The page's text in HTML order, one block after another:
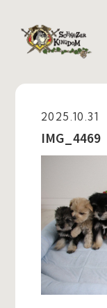
2025.10.31
IMG_4469